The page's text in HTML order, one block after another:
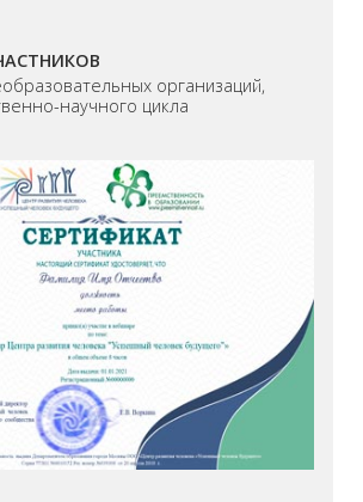
организаций,
научного цикла